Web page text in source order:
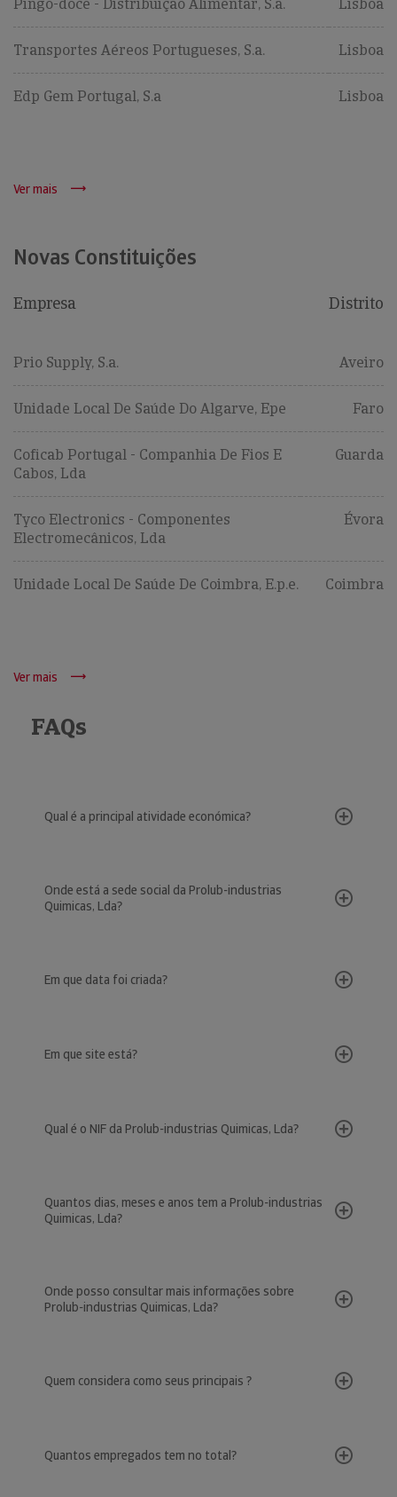
Pingo-doce - Distribuição Alimentar, S.a. Lisboa
Transportes Aéreos Portugueses, S.a. Lisboa
Edp Gem Portugal, S.a Lisboa
Ver mais
Novas Constituições
Empresa Distrito
Prio Supply, S.a. Aveiro
Unidade Local De Saúde Do Algarve, Epe Faro
Coficab Portugal - Companhia De Fios E
Cabos, Lda
Guarda
Tyco Electronics - Componentes
Electromecânicos, Lda
Évora
Unidade Local De Saúde De Coimbra, E.p.e. Coimbra
Ver mais
FAQs
Qual é a principal atividade económica?
Onde está a sede social da Prolub-industrias
Quimicas, Lda?
Em que data foi criada?
Em que site está?
Qual é o NIF da Prolub-industrias Quimicas, Lda?
Quantos dias, meses e anos tem a Prolub-industrias
Quimicas, Lda?
Onde posso consultar mais informações sobre
Prolub-industrias Quimicas, Lda?
Quem considera como seus principais ?
Quantos empregados tem no total?